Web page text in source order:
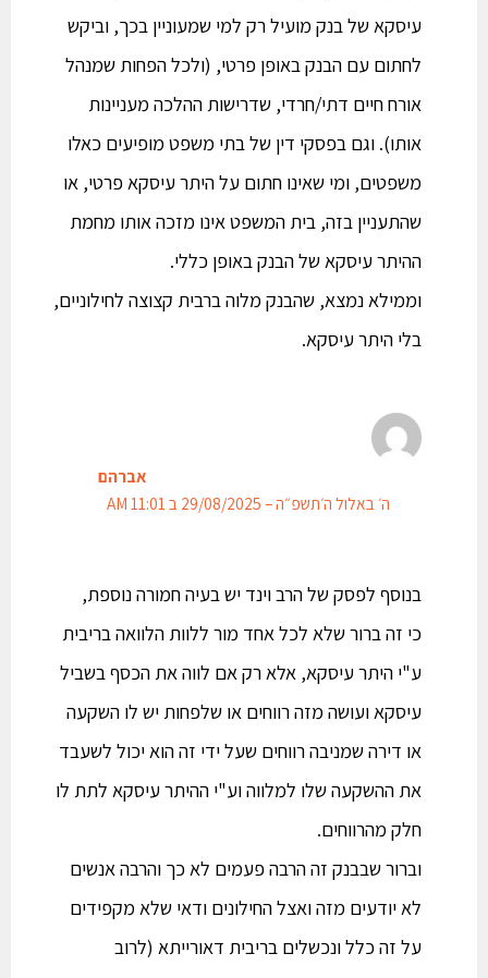
עיסקא של בנק מועיל רק למי שמעוניין בכך, וביקש
לחתום עם הבנק באופן פרטי, (ולכל הפחות שמנהל
אורח חיים דתי/חרדי, שדרישות ההלכה מעניינות
אותו). וגם בפסקי דין של בתי משפט מופיעים כאלו
משפטים, ומי שאינו חתום על היתר עיסקא פרטי, או
שהתעניין בזה, בית המשפט אינו מזכה אותו מחמת
ההיתר עיסקא של הבנק באופן כללי.
וממילא נמצא, שהבנק מלוה ברבית קצוצה לחילוניים,
בלי היתר עיסקא.
אברהם
ה׳ באלול ה׳תשפ״ה – 29/08/2025 ב 11:01 AM
בנוסף לפסק של הרב וינד יש בעיה חמורה נוספת,
כי זה ברור שלא לכל אחד מור ללוות הלוואה בריבית
ע"י היתר עיסקא, אלא רק אם לווה את הכסף בשביל
עיסקא ועושה מזה רווחים או שלפחות יש לו השקעה
או דירה שמניבה רווחים שעל ידי זה הוא יכול לשעבד
את ההשקעה שלו למלווה וע"י ההיתר עיסקא לתת לו
חלק מהרווחים.
וברור שבבנק זה הרבה פעמים לא כך והרבה אנשים
לא יודעים מזה ואצל החילונים ודאי שלא מקפידים
על זה כלל ונכשלים בריבית דאורייתא (לרוב